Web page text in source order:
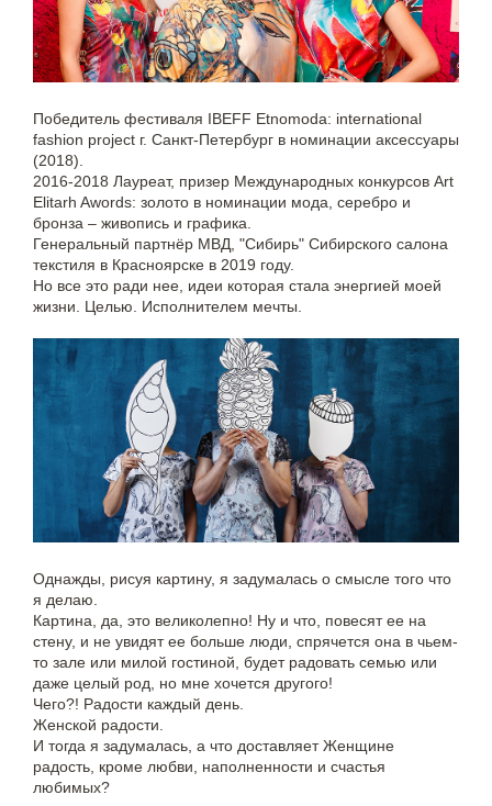
Победитель фестиваля IBEFF Etnomoda: international
fashion project г. Санкт-Петербург в номинации аксессуары
(2018).
2016-2018 Лауреат, призер Международных конкурсов Art
Elitarh Awords: золото в номинации мода, серебро и
бронза – живопись и графика.
Генеральный партнёр МВД, "Сибирь" Сибирского салона
текстиля в Красноярске в 2019 году.
Но все это ради нее, идеи которая стала энергией моей
жизни. Целью. Исполнителем мечты.
Однажды, рисуя картину, я задумалась о смысле того что
я делаю.
Картина, да, это великолепно! Ну и что, повесят ее на
стену, и не увидят ее больше люди, спрячется она в чьем-
то зале или милой гостиной, будет радовать семью или
даже целый род, но мне хочется другого!
Чего?! Радости каждый день.
Женской радости.
И тогда я задумалась, а что доставляет Женщине
радость, кроме любви, наполненности и счастья
любимых?